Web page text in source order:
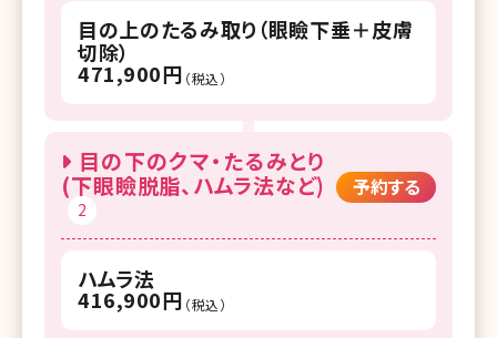
目の上のたるみ取り（眼瞼下垂＋皮膚
切除）
471,900円 （税込）
目の下のクマ・たるみとり
(下眼瞼脱脂、ハムラ法など)
2
予約する
ハムラ法
416,900円 （税込）